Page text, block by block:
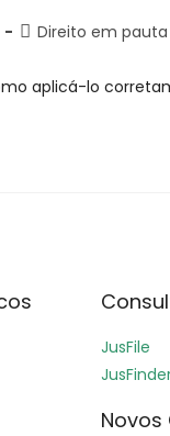
Direito em pauta
aplicá-lo
JusFile
Novos